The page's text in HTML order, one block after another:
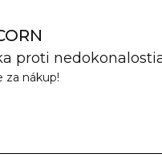
proti
za nákup!